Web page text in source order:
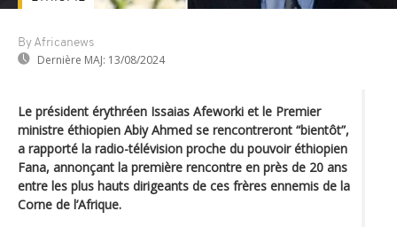
By Africanews
Dernière MAJ: 13/08/2024
Le président érythréen Issaias Afeworki et le Premier
ministre éthiopien Abiy Ahmed se rencontreront “bientôt”,
a rapporté la radio-télévision proche du pouvoir éthiopien
Fana, annonçant la première rencontre en près de 20 ans
entre les plus hauts dirigeants de ces frères ennemis de la
Corne de l’Afrique.